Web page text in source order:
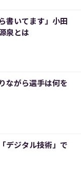
書いてます」小田
泉とは
ながら選手は何を
デジタル技術」で